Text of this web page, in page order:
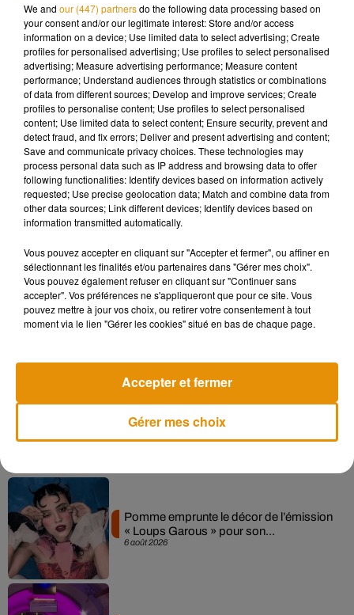
twitter depuis le 15 mars 2019. De plus, la présence du
hashtag #cursedchild dans la publication fait référence à la
suite de la saga Harry Potter, sortie en 2016.Les fans ont
donc tout de suite pensé qu’il s’agissait de l’annonce d’une
suite de la pièce de théâtre ou de l'adaption
cinématographique du dernier épisode d'Harry Potter. Alors,
de quoi s'agit-il ? À l'heure actuelle, ni J.K. Rowling, ni les
studios Warner Bros, n'ont donné plus d'informations. Affaire
à suivre, donc.
Musique
Madonna sort enfin le remix de « Love
Sensation » avec Kylie Minogue
collaboration tant attendue
6 août 2026
Pomme emprunte le décor de l’émission
« Loups Garous » pour son...
We and our (447) partnersdo the following data processing based on
your consent and/or our legitimate interest: Store and/or access
information on a device; Use limited data to select advertising; Create
profiles for personalised advertising; Use profiles to select personalised
advertising; Measure advertising performance; Measure content
performance; Understand audiences through statistics or combinations
of data from different sources; Develop and improve services; Create
profiles to personalise content; Use profiles to select personalised
content; Use limited data to select content; Ensure security, prevent and
detect fraud, and fix errors; Deliver and present advertising and content;
Save and communicate privacy choices. These technologies may
process personal data such as IP address and browsing data to offer
following functionalities: Identify devices based on information actively
requested; Use precise geolocation data; Match and combine data from
other data sources; Link different devices; Identify devices based on
information transmitted automatically.
Vous pouvez accepter en cliquant sur "Accepter et fermer", ou affiner en
sélectionnant les finalités et/ou partenaires dans "Gérer mes choix".
Vous pouvez également refuser en cliquant sur "Continuer sans
accepter". Vos préférences ne s'appliqueront que pour ce site. Vous
pouvez mettre à jour vos choix, ou retirer votre consentement à tout
moment via le lien "Gérer les cookies" situé en bas de chaque page.
Gérer mes choix
Accepter et fermer